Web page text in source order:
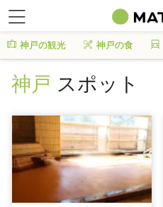
神戸の観光 神戸の食
神戸 スポット